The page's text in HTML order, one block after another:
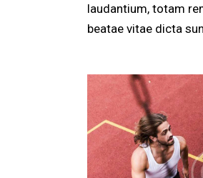
laudantium, totam
beatae vitae dicta